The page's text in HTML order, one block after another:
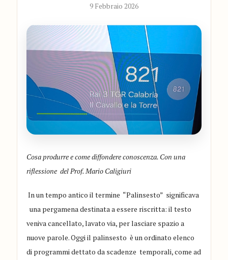
9 Febbraio 2026
Cosa produrre e come diffondere conoscenza. Con una
riflessione del Prof. Mario Caligiuri
In un tempo antico il termine “Palinsesto” significava
una pergamenadestinata a essere riscritta: il testo
veniva cancellato, lavato via, per lasciare spazio a
nuove parole. Oggi il palinsesto è un ordinato elenco
di programmidettato da scadenze temporali, come ad